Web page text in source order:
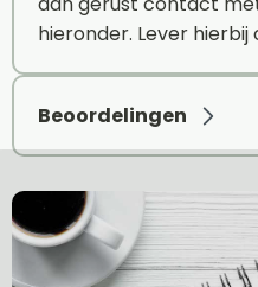
hieronder. Lever hierbij
Beoordelingen